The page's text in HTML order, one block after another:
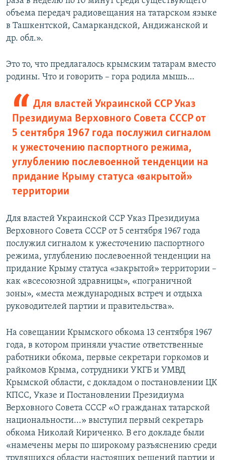
объема передач радиовещания на татарском языке
в Ташкентской, Самаркандской, Андижанской и
др. обл.».
Это то, что предлагалось крымским татарам вместо
родины. Что и говорить – гора родила мышь…
Для властей Украинской ССР Указ
Президиума Верховного Совета СССР от
5 сентября 1967 года послужил сигналом
к ужесточению паспортного режима,
углублению послевоенной тенденции на
придание Крыму статуса «закрытой»
территории
Для властей Украинской ССР Указ Президиума
Верховного Совета СССР от 5 сентября 1967 года
послужил сигналом к ужесточению паспортного
режима, углублению послевоенной тенденции на
придание Крыму статуса «закрытой» территории –
как «всесоюзной здравницы», «пограничной
зоны», «места международных встреч и отдыха
руководителей партии и правительства».
На совещании Крымского обкома 13 сентября 1967
года, в котором приняли участие ответственные
работники обкома, первые секретари горкомов и
райкомов Крыма, сотрудники УКГБ и УМВД
Крымской области, с докладом о постановлении ЦК
КПСС, Указе и Постановлении Президиума
Верховного Совета СССР «О гражданах татарской
национальности...» выступил первый секретарь
обкома Николай Кириченко. В его докладе были
«намечены меры по широкому разъяснению среди
трудящихся области настоящих решений партии и